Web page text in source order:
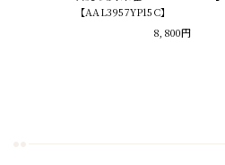
【AAL3957YP15C】
8,800円